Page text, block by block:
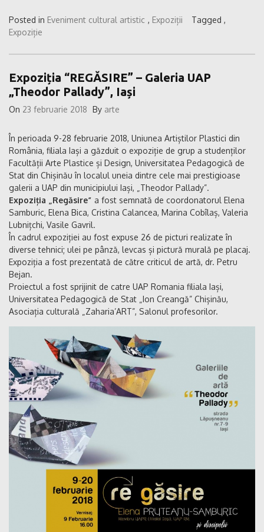
Posted in Eveniment cultural artistic , Expoziții
Tagged ,
Expoziție
Expoziția “REGĂSIRE” – Galeria UAP
„Theodor Pallady”, Iași
On 23 februarie 2018 By arte
În perioada 9-28 februarie 2018, Uniunea Artiștilor Plastici din
România, filiala Iași a găzduit o expoziție de grup a studenților
Facultății Arte Plastice și Design, Universitatea Pedagogică de
Stat din Chișinău în localul uneia dintre cele mai prestigioase
galerii a UAP din municipiului Iași, „Theodor Pallady”.
Expoziția „Regăsire” a fost semnată de coordonatorul Elena
Samburic, Elena Bica, Cristina Calancea, Marina Cobîlaș, Valeria
Lubnițchi, Vasile Gavril.
În cadrul expoziției au fost expuse 26 de picturi realizate în
diverse tehnici; ulei pe pânză, levcas și pictură murală pe placaj.
Expoziția a fost prezentată de către criticul de artă, dr. Petru
Bejan.
Proiectul a fost sprijinit de catre UAP Romania filiala Iași,
Universitatea Pedagogică de Stat „Ion Creangă” Chișinău,
Asociația culturală „Zaharia’ART”, Salonul profesorilor.